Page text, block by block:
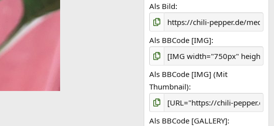
Als Bild
Als BBCode [IMG]
Als BBCode [IMG] (Mit
Thumbnail)
Als BBCode [GALLERY]